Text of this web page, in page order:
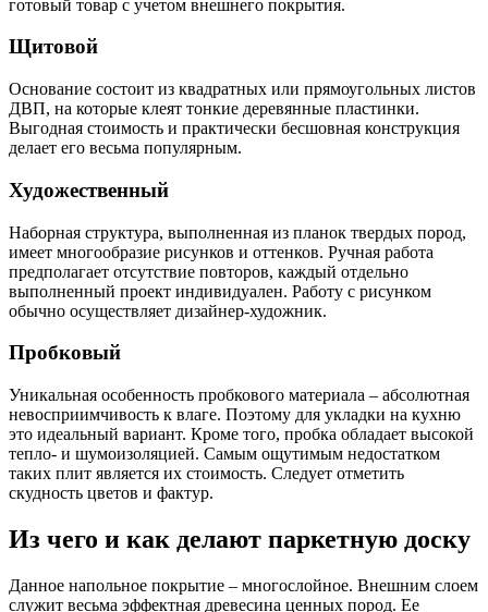
готовый товар с учетом внешнего покрытия.
Щитовой
Основание состоит из квадратных или прямоугольных листов
ДВП, на которые клеят тонкие деревянные пластинки.
Выгодная стоимость и практически бесшовная конструкция
делает его весьма популярным.
Художественный
Наборная структура, выполненная из планок твердых пород,
имеет многообразие рисунков и оттенков. Ручная работа
предполагает отсутствие повторов, каждый отдельно
выполненный проект индивидуален. Работу с рисунком
обычно осуществляет дизайнер-художник.
Пробковый
Уникальная особенность пробкового материала – абсолютная
невосприимчивость к влаге. Поэтому для укладки на кухню
это идеальный вариант. Кроме того, пробка обладает высокой
тепло- и шумоизоляцией. Самым ощутимым недостатком
таких плит является их стоимость. Следует отметить
скудность цветов и фактур.
Из чего и как делают паркетную доску
Данное напольное покрытие – многослойное. Внешним слоем
служит весьма эффектная древесина ценных пород. Ее